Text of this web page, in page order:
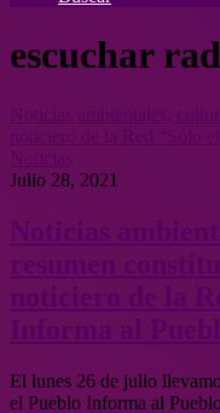
escuchar
Julio 28, 2021
El lunes 26 de julio
el Pueblo Informa al